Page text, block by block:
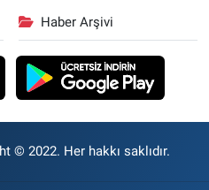
Haber Arşivi
© 2022. Her hakkı saklıdır.